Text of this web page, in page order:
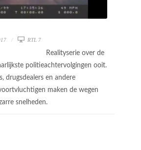
RTL 7
Realityserie over de
politieachtervolgingen ooit.
drugsdealers en andere
maken de wegen
snelheden.